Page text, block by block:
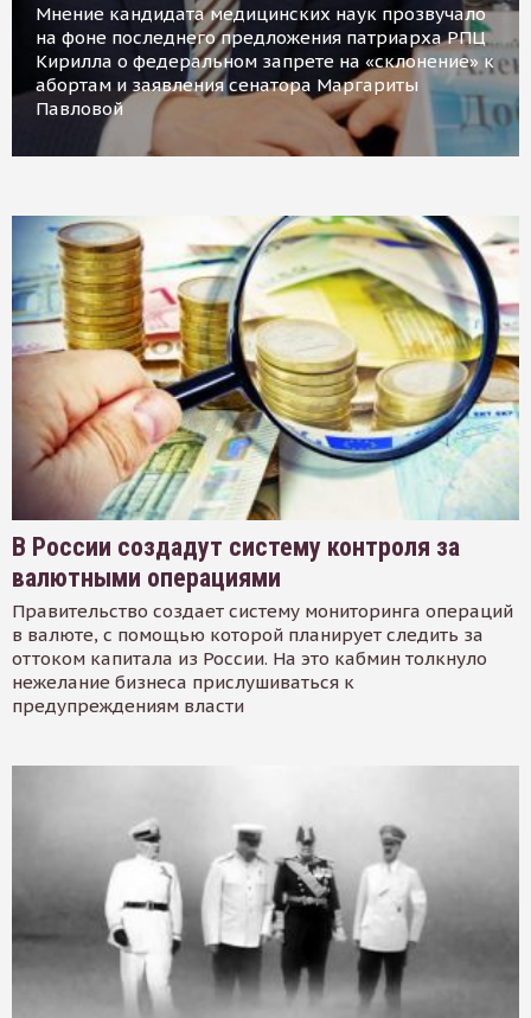
Мнение кандидата медицинских наук прозвучало
на фоне последнего предложения патриарха РПЦ
Кирилла о федеральном запрете на «склонение» к
абортам и заявления сенатора Маргариты
Павловой
В России создадут систему контроля за
валютными операциями
Правительство создает систему мониторинга операций
в валюте, с помощью которой планирует следить за
оттоком капитала из России. На это кабмин толкнуло
нежелание бизнеса прислушиваться к
предупреждениям власти